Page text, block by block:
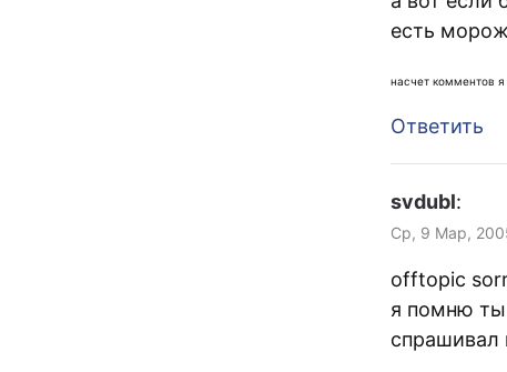
есть
насчет комментов
Ответить
svdubl:
Ср, 9 Мар,
offtopic
я помню ты
спрашивал